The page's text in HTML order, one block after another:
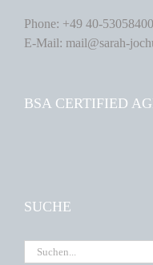
Phone: +49 40-53058400
E-Mail: mail@sarah-
BSA CERTIFIED
SUCHE
Suche